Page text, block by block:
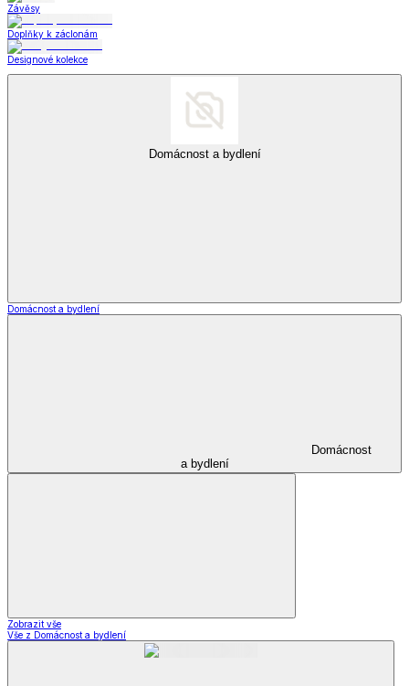
Závěsy
Doplňky k záclonám
Designové kolekce
Domácnost a bydlení
Domácnost a bydlení
Domácnost
a bydlení
Zobrazit vše
Vše z Domácnost a bydlení